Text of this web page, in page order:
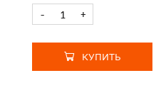
- +
КУПИТЬ